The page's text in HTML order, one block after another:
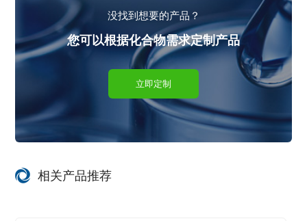
没找到想要的产品？
您可以根据化合物需求定制产品
立即定制
相关产品推荐